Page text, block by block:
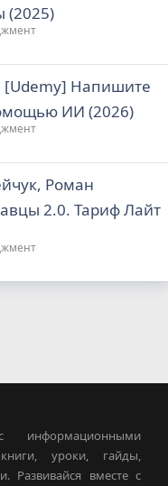
(2025)
[Udemy] Напишите
ИИ (2026)
Роман
2.0. Тариф Лайт
почта
информационными
уроки, гайды,
Развивайся вместе с